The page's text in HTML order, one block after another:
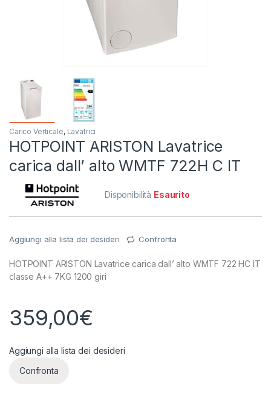
Carico Verticale, Lavatrici
HOTPOINT ARISTON Lavatrice
carica dall’ alto WMTF 722H C IT
Disponibilità Esaurito
Aggiungi alla lista dei desideri Confronta
HOTPOINT ARISTON Lavatrice carica dall’ alto WMTF 722 HC IT
classe A++ 7KG 1200 giri
359,00€
Aggiungi alla lista dei desideri
Confronta